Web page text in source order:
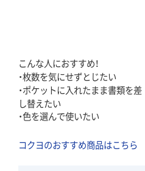
こんな人におすすめ！
・枚数を気にせずとじたい
・ポケットに入れたまま書類を差
し替えたい
・色を選んで使いたい
コクヨのおすすめ商品はこちら